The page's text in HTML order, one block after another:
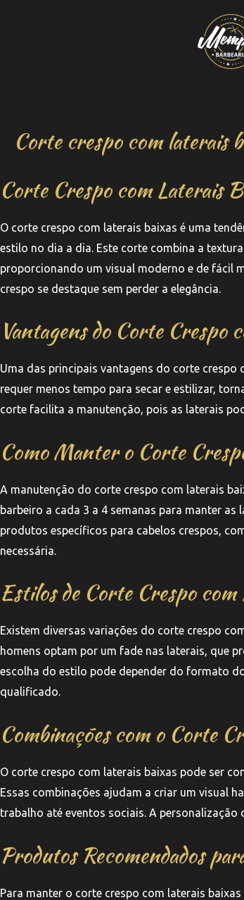
Corte crespo com laterais
Corte Crespo com Laterais
O corte crespo com laterais baixas é uma
estilo no dia a dia. Este corte combina a
proporcionando um visual moderno e de fácil
crespo se destaque sem perder a elegância.
Vantagens do Corte Crespo
Uma das principais vantagens do corte crespo
requer menos tempo para secar e estilizar,
corte facilita a manutenção, pois as laterais
Como Manter o Corte
A manutenção do corte crespo com laterais
barbeiro a cada 3 a 4 semanas para manter
produtos específicos para cabelos crespos,
necessária.
Estilos de Corte Crespo
Existem diversas variações do corte crespo
homens optam por um fade nas laterais, que
escolha do estilo pode depender do formato
qualificado.
Combinações com o Corte
O corte crespo com laterais baixas pode ser
Essas combinações ajudam a criar um visual
trabalho até eventos sociais. A
Produtos Recomendados
Para manter o corte crespo com laterais